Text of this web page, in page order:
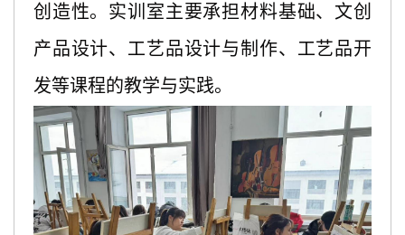
创造性。实训室主要承担材料基础、文创
产品设计、工艺品设计与制作、工艺品开
发等课程的教学与实践。